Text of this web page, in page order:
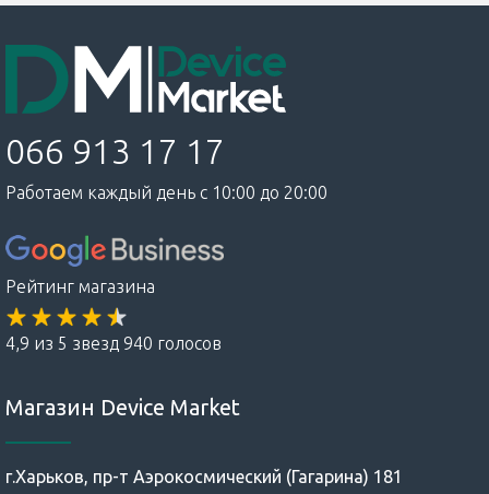
066 913 17 17
Работаем каждый день с 10:00 до 20:00
Рейтинг магазина
4,9 из 5 звезд 940 голосов
Магазин Device Market
г.Харьков, пр-т Аэрокосмический (Гагарина) 181